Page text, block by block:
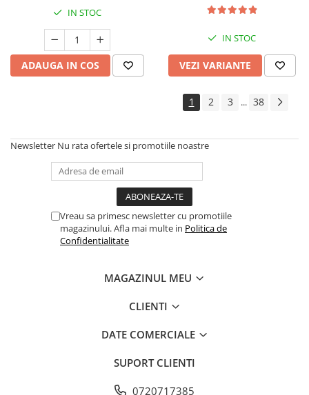
IN STOC
ADAUGA IN COS
IN STOC
VEZI VARIANTE
1 2 3 ... 38
Newsletter Nu rata ofertele si promotiile noastre
Vreau sa primesc newsletter cu promotiile
magazinului. Afla mai multe in Politica de
Confidentialitate
MAGAZINUL MEU
CLIENTI
DATE COMERCIALE
SUPORT CLIENTI
0720717385